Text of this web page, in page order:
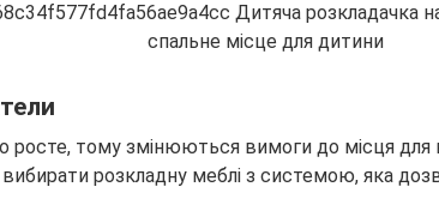
тому змінюються вимоги до місця для
вибирати розкладну меблі з системою, яка